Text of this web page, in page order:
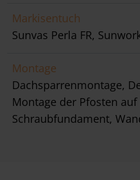
Markisentuch
Sunvas Perla FR,
Montage
Dachsparrenmontage,
Montage der Pfosten
Schraubfundament,